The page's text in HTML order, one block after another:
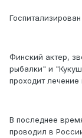
Финский актер,
рыбалки" и
проходит
В последнее
проводил в